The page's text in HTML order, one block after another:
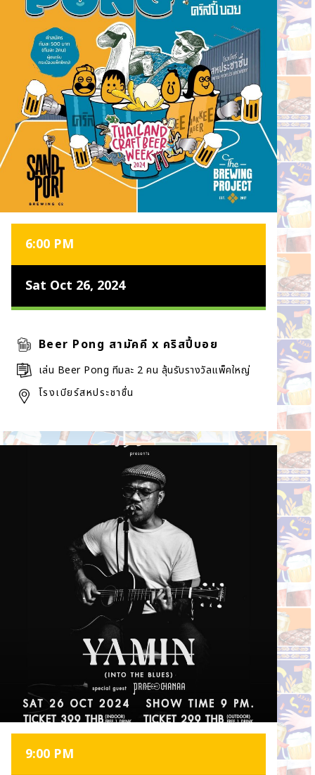
6:00 PM
Sat Oct 26, 2024
Beer Pong สามัคคี x คริสปี้บอย
เล่น Beer Pong ทีมละ 2 คน ลุ้นรับรางวัลแพ็คใหญ่
โรงเบียร์สหประชาชื่น
9:00 PM